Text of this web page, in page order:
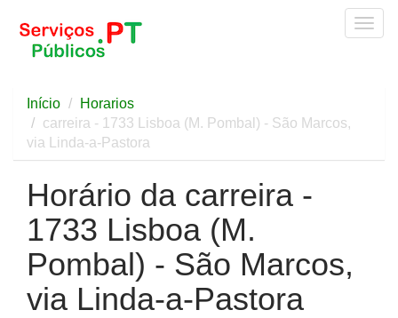
Início
Horarios
carreira - 1733 Lisboa (M. Pombal) - São Marcos,
via Linda-a-Pastora
Horário da carreira -
1733 Lisboa (M.
Pombal) - São Marcos,
via Linda-a-Pastora